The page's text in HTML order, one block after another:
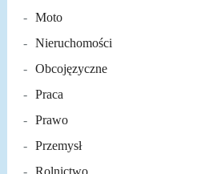
Moto
Nieruchomości
Obcojęzyczne
Praca
Prawo
Przemysł